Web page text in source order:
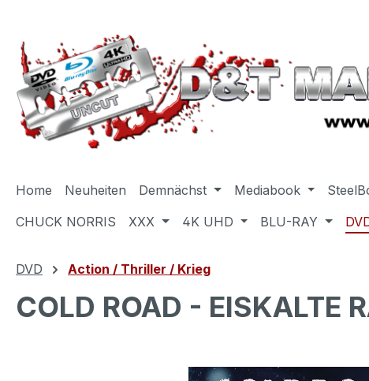
Home Neuheiten Demnächst Mediabook
CHUCK NORRIS
XXX 4K UHD BLU-RAY
DVD Action / Thriller / Krieg
COLD ROAD - EISKALTE